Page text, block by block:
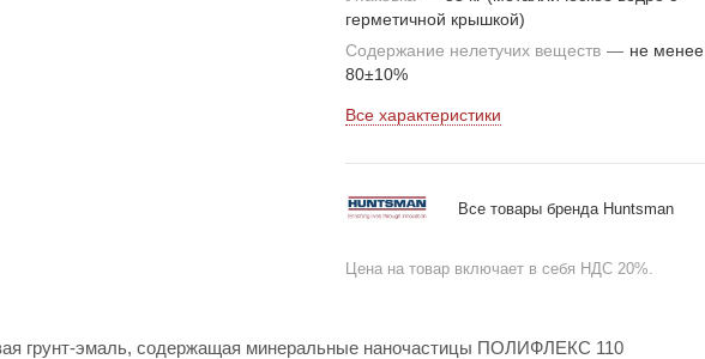
пищевой промышленности, объектов
энергетики, транспорта, сельского хозяйства.
герметичной крышкой)
Содержание нелетучих веществ — не менее
80±10%
Все характеристики
Все товары бренда Huntsman
Цена на товар включает в себя НДС 20%.
грунт-эмаль, содержащая минеральные наночастицы ПОЛИФЛЕКС 110